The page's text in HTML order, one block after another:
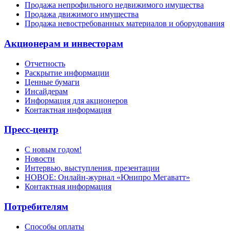
Продажа непрофильного недвижимого имущества
Продажа движимого имущества
Продажа невостребованных материалов и оборудования
Акционерам и инвесторам
Отчетность
Раскрытие информации
Ценные бумаги
Инсайдерам
Информация для акционеров
Контактная информация
Пресс-центр
С новым годом!
Новости
Интервью, выступления, презентации
НОВОЕ: Онлайн-журнал «Юнипро Мегаватт»
Контактная информация
Потребителям
Способы оплаты